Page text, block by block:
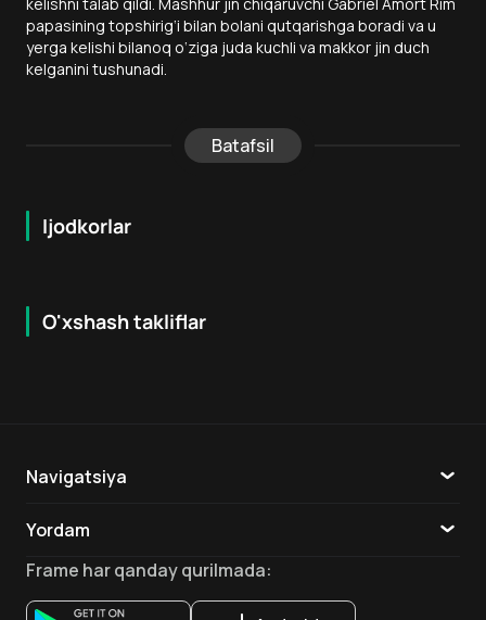
papasining topshirig‘i bilan bolani qutqarishga boradi va u
yerga kelishi bilanoq o‘ziga juda kuchli va makkor jin duch
kelganini tushunadi.
Batafsil
Ijodkorlar
O'xshash takliflar
16 + 7.9
Navigatsiya
Yordam
Aloqa
Ilovalar
Frame har qanday qurilmada: